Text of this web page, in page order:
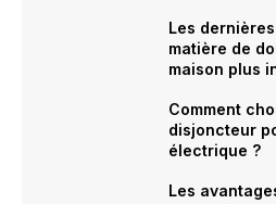
Les
matière de
maison plus
Comment
disjoncteur
électrique ?
Les